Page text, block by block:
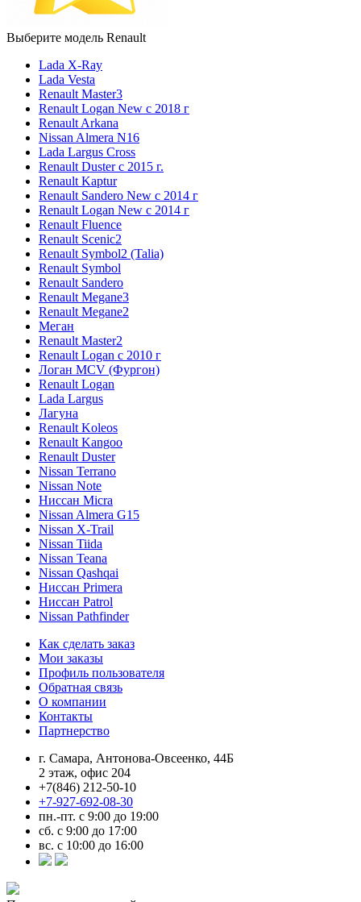
Выберите модель Renault
Lada X-Ray
Lada Vesta
Renault Master3
Renault Logan New с 2018 г
Renault Arkana
Nissan Almera N16
Lada Largus Cross
Renault Duster с 2015 г.
Renault Kaptur
Renault Sandero New с 2014 г
Renault Logan New с 2014 г
Renault Fluence
Renault Scenic2
Renault Symbol2 (Talia)
Renault Symbol
Renault Sandero
Renault Megane3
Renault Megane2
Меган
Renault Master2
Renault Logan c 2010 г
Логан МСV (Фургон)
Renault Logan
Lada Largus
Лагуна
Renault Koleos
Renault Kangoo
Renault Duster
Nissan Terrano
Nissan Note
Ниссан Micra
Nissan Almera G15
Nissan X-Trail
Nissan Tiida
Nissan Teana
Nissan Qashqai
Ниссан Primera
Ниссан Patrol
Nissan Pathfinder
Как сделать заказ
Мои заказы
Профиль пользователя
Обратная связь
О компании
Контакты
Партнерство
г. Самара, Антонова-Овсеенко, 44Б
2 этаж, офис 204
+7(846) 212-50-10
+7-927-692-08-30
пн.-пт. с 9:00 до 19:00
сб. с 9:00 до 17:00
вс. с 10:00 до 16:00